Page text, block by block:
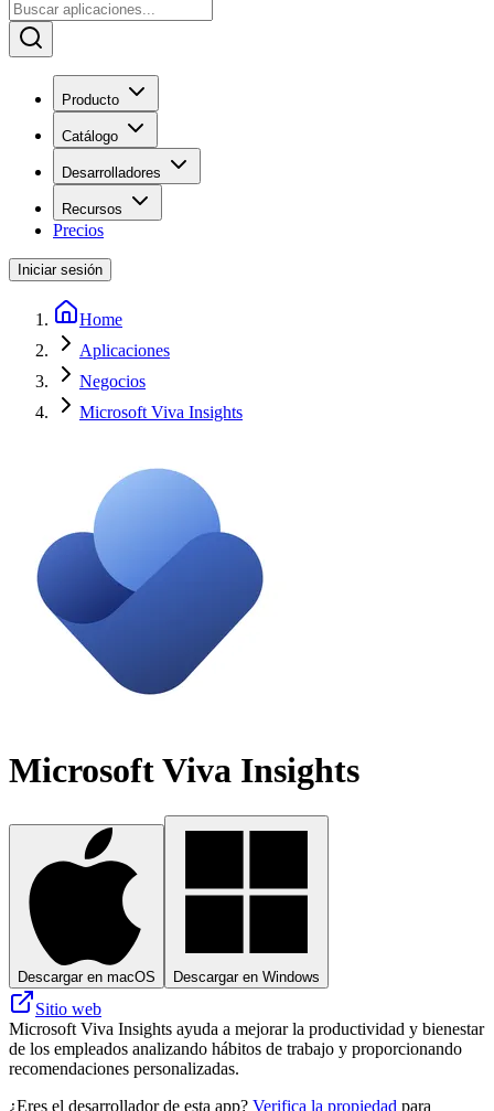
Producto
Catálogo
Desarrolladores
Recursos
Precios
Iniciar sesión
Home
Aplicaciones
Negocios
Microsoft Viva Insights
Microsoft Viva Insights
Descargar en macOS Descargar en Windows
Sitio web
Microsoft Viva Insights ayuda a mejorar la productividad y bienestar
de los empleados analizando hábitos de trabajo y proporcionando
recomendaciones personalizadas.
¿Eres el desarrollador de esta app? Verifica la propiedad para